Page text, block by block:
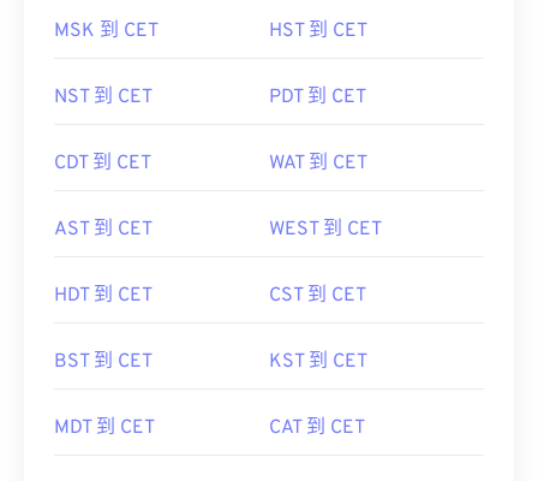
MSK 到 CET HST 到 CET
NST 到 CET PDT 到 CET
CDT 到 CET WAT 到 CET
AST 到 CET WEST 到 CET
HDT 到 CET CST 到 CET
BST 到 CET KST 到 CET
MDT 到 CET CAT 到 CET